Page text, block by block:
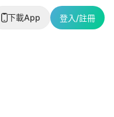
下載App 登入/註冊